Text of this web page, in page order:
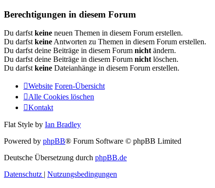
Berechtigungen in diesem Forum
Du darfst keine neuen Themen in diesem Forum erstellen.
Du darfst keine Antworten zu Themen in diesem Forum erstellen.
Du darfst deine Beiträge in diesem Forum nicht ändern.
Du darfst deine Beiträge in diesem Forum nicht löschen.
Du darfst keine Dateianhänge in diesem Forum erstellen.
Website Foren-Übersicht
Alle Cookies löschen
Kontakt
Flat Style by Ian Bradley
Powered by phpBB® Forum Software © phpBB Limited
Deutsche Übersetzung durch phpBB.de
Datenschutz | Nutzungsbedingungen